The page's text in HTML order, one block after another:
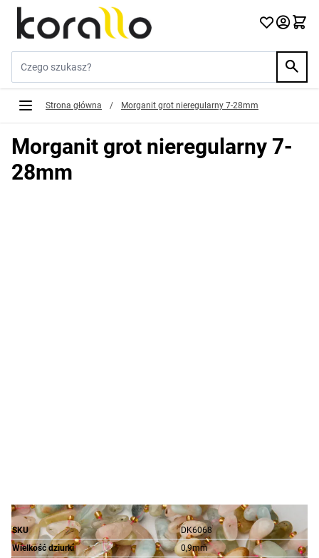
Przejdź do treści
Strona główna / Morganit grot nieregularny 7-28mm
Morganit grot nieregularny 7-
28mm
SKU
DK6068
Wielkość dziurki
0,9mm